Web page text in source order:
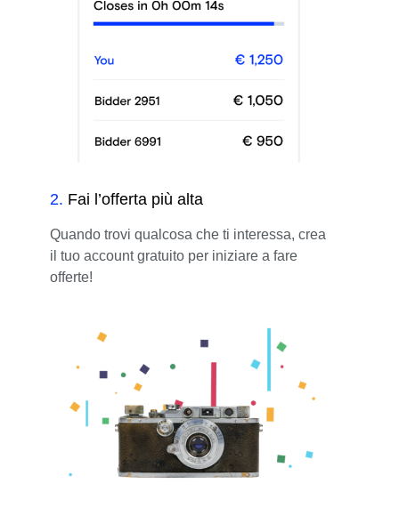
2. Fai l’offerta più alta
Quando trovi qualcosa che ti interessa, crea
il tuo account gratuito per iniziare a fare
offerte!